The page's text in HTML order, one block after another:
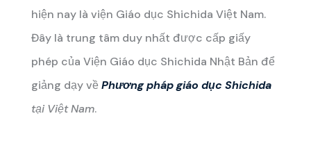
hiện nay là viện Giáo dục Shichida Việt Nam.
Đây là trung tâm duy nhất được cấp giấy
phép của Viện Giáo dục Shichida Nhật Bản để
giảng dạy về Phương pháp giáo dục Shichida
tại Việt Nam.